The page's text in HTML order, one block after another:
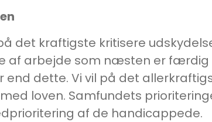
det kraftigste kritisere
af arbejde som næsten er
end dette. Vi vil på det
loven. Samfundets
af de handicappede.